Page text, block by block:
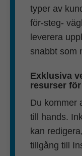
typer av
för-steg-
leverera
snabbt som
Exklusiva
resurser
Du kommer
till hands.
kan
tillgång till